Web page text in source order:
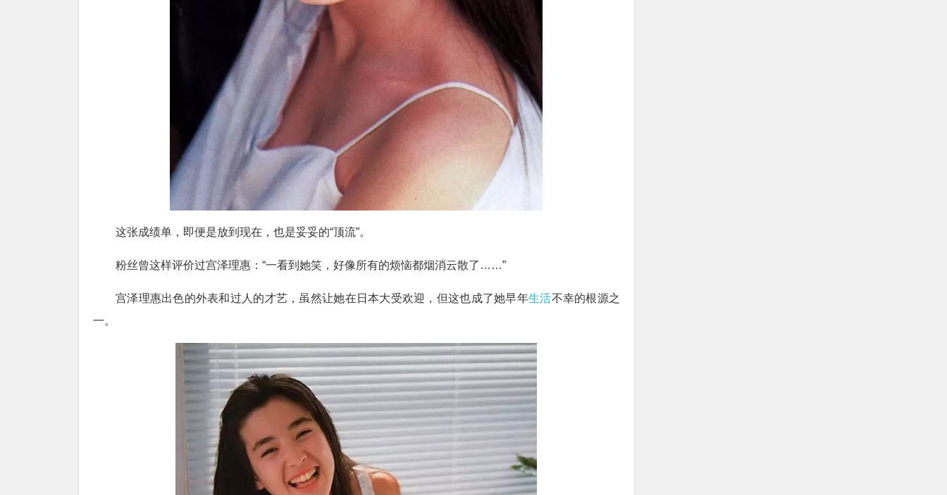
这张成绩单，即便是放到现在，也是妥妥的“顶流”。
粉丝曾这样评价过宫泽理惠：“一看到她笑，好像所有的烦恼都烟消云散了……”
宫泽理惠出色的外表和过人的才艺，虽然让她在日本大受欢迎，但这也成了她早年生活不幸的根源之
一。